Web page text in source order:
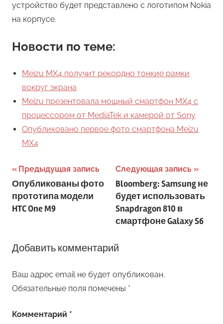
устройство будет представлено с логотипом Nokia
на корпусе.
Новости по теме:
Meizu MX4 получит рекордно тонкие рамки
вокруг экрана
Meizu презентовала мощный смартфон MX4 с
процессором от MediaTek и камерой от Sony
Опубликовано первое фото смартфона Meizu
MX4
Навигация
по
записям
Предыдущая запись
Опубликованы фото
прототипа модели
HTC One M9
Следующая запись
Bloomberg: Samsung не
будет использовать
Snapdragon 810 в
смартфоне Galaxy S6
Добавить комментарий
Ваш адрес email не будет опубликован.
Обязательные поля помечены *
Комментарий *